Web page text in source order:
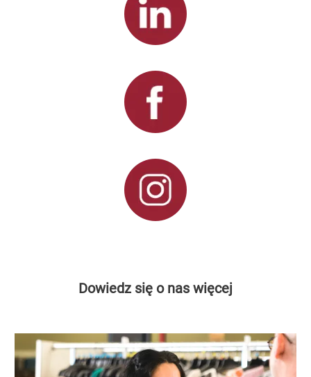
Dowiedz się o nas więcej